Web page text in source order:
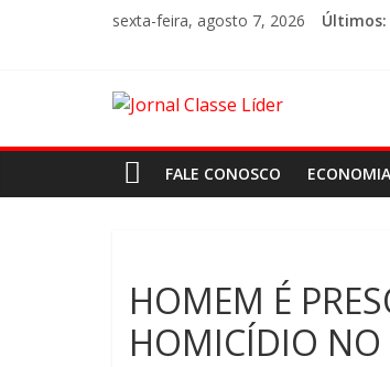
sexta-feira, agosto 7, 2026 Últimos:
FALE CONOSCO ECONOMIA
HOMEM É
HOMICÍDIO NO